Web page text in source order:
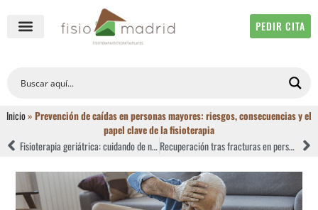
PEDIR CITA
Inicio» Prevención de caídas en personas mayores: riesgos, consecuencias y el
papel clave de la fisioterapia
Fisioterapia geriátrica: cuidando de nuestros mayores y mejorando su calidad de vida Recuperación tras fracturas en personas mayores: riesgos, rehabilitación y el papel clave de la fisioterapia